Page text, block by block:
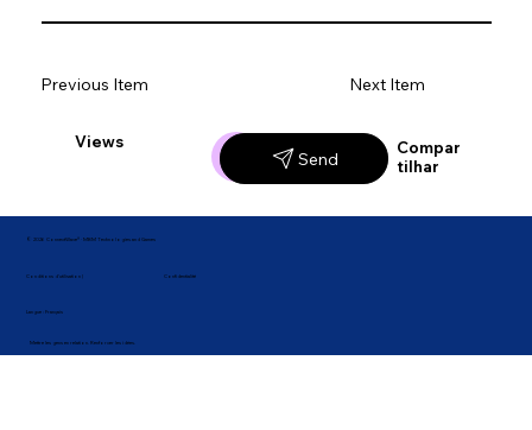
Views
Send
Compar
tilhar
Previous Item Next Item
© 2026 ConnectWave® · MBM Technologies and Games
Conditions d'utilisation |
Langue : Français
Confidentialité
Mettre les gens en relation. Renforcer les idées.